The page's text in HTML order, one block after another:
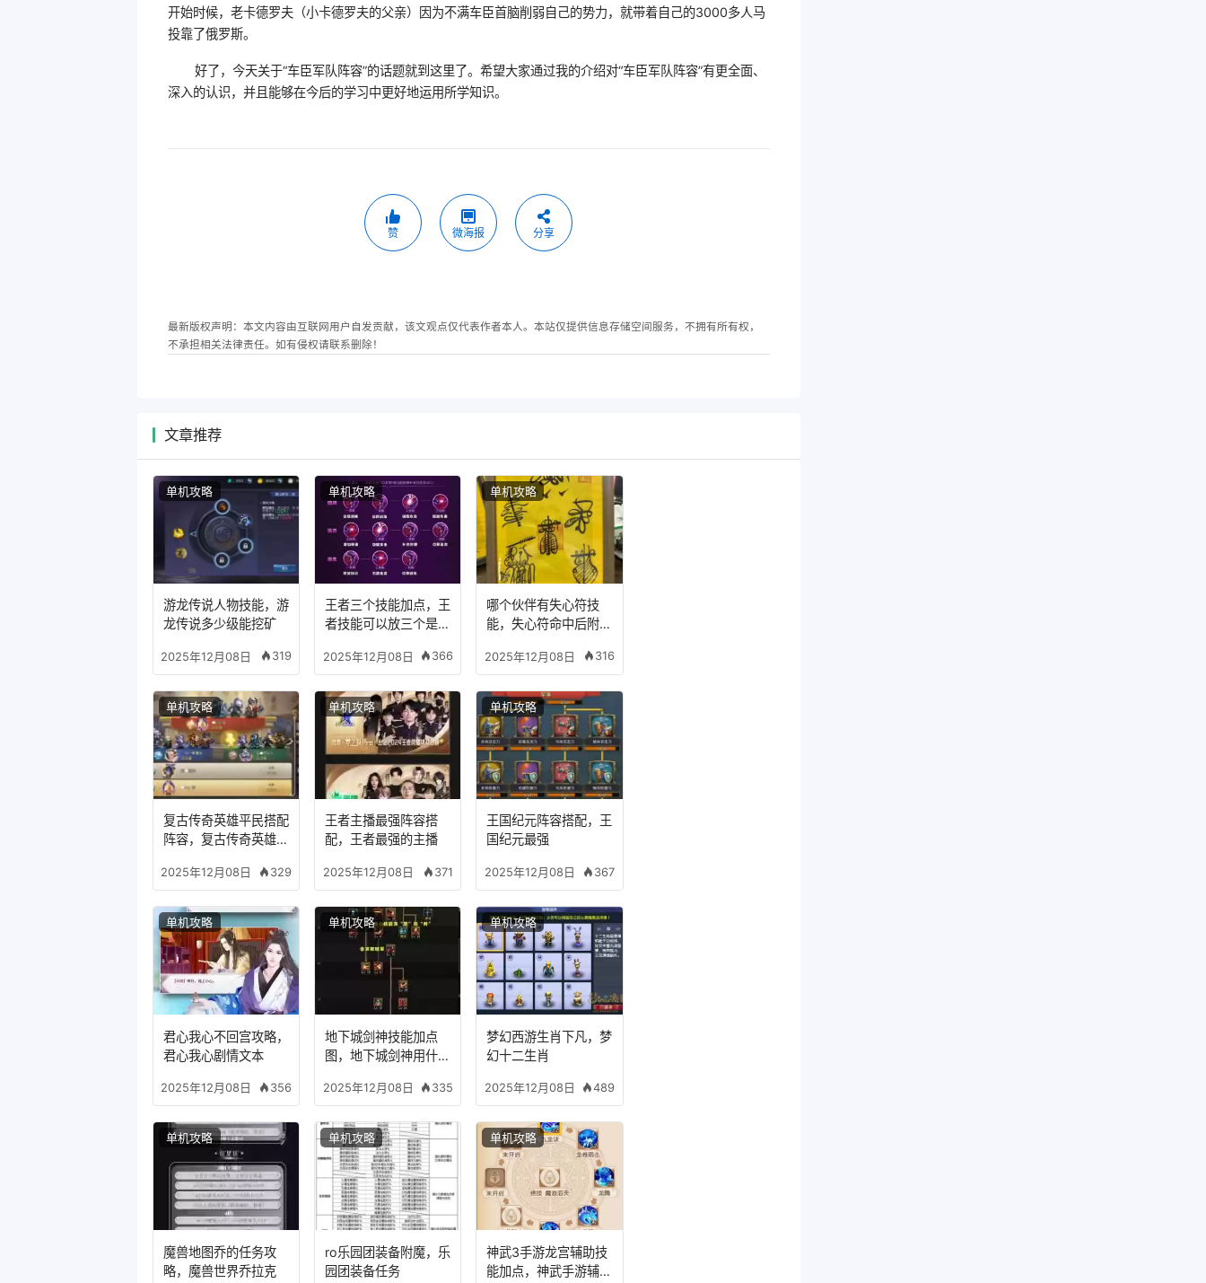
开始时候，老卡德罗夫（小卡德罗夫的父亲）因为不满车臣首脑削弱自己的势力，就带着自己的3000多人马
投靠了俄罗斯。
好了，今天关于“车臣军队阵容”的话题就到这里了。希望大家通过我的介绍对“车臣军队阵容”有更全面、
深入的认识，并且能够在今后的学习中更好地运用所学知识。
赞 微海报 分享
最新版权声明：本文内容由互联网用户自发贡献，该文观点仅代表作者本人。本站仅提供信息存储空间服务，不拥有所有权，
不承担相关法律责任。如有侵权请联系删除！
文章推荐
游龙传说人物技能，游
龙传说多少级能挖矿
2025年12月08日 319
单机攻略
王者三个技能加点，王
者技能可以放三个是什
2025年12月08日 366
单机攻略
哪个伙伴有失心符技
能，失心符命中后附加
2025年12月08日 316
单机攻略
复古传奇英雄平民搭配
阵容，复古传奇英雄版
2025年12月08日 329
单机攻略
王者主播最强阵容搭
配，王者最强的主播
2025年12月08日 371
单机攻略
王国纪元阵容搭配，王
国纪元最强
2025年12月08日 367
单机攻略
君心我心不回宫攻略，
君心我心剧情文本
2025年12月08日 356
单机攻略
地下城剑神技能加点
图，地下城剑神用什么
2025年12月08日 335
单机攻略
梦幻西游生肖下凡，梦
幻十二生肖
2025年12月08日 489
单机攻略
魔兽地图乔的任务攻
略，魔兽世界乔拉克
单机攻略
ro乐园团装备附魔，乐
园团装备任务
单机攻略
神武3手游龙宫辅助技
能加点，神武手游辅助
单机攻略